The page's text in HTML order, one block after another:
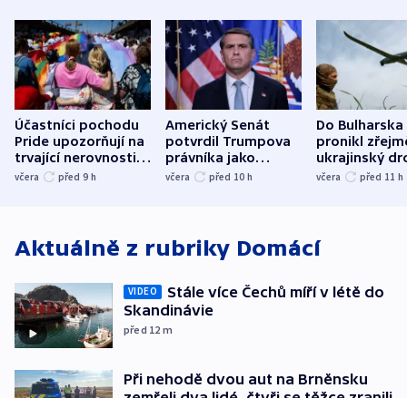
Účastníci pochodu
Pride upozorňují na
trvající nerovnosti i
společenskou
včera před 9 h
Americký Senát
potvrdil Trumpova
právníka jako
ministra
včera před 10 h
Do Bulharska
pronikl
ukrajinský
explodoval
včera před 11 h
Aktuálně z rubriky Domácí
VIDEO
Stále více Čechů míří v létě do
Skandinávie
před 12 m
Při nehodě dvou aut na Brněnsku